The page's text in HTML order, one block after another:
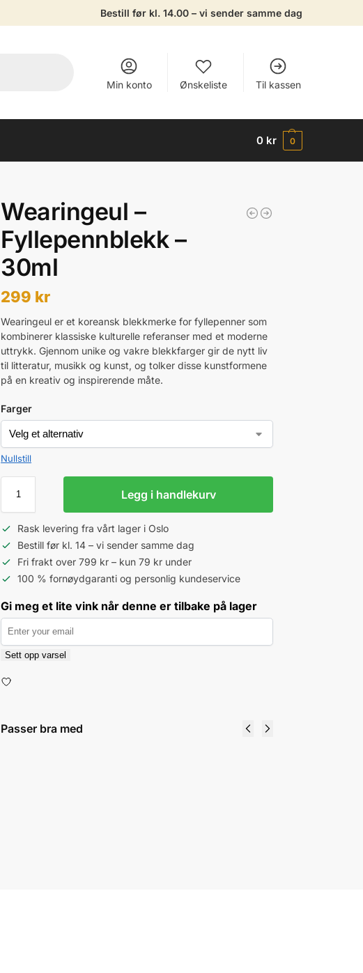
Bestill før kl. 14.00 – vi sender samme dag
Min konto Ønskeliste Til kassen
0 kr 0
Wearingeul –
Fyllepennblekk –
30ml
299 kr
Wearingeul er et koreansk blekkmerke for fyllepenner som
kombinerer klassiske kulturelle referanser med et moderne
uttrykk. Gjennom unike og vakre blekkfarger gir de nytt liv
til litteratur, musikk og kunst, og tolker disse kunstformene
på en kreativ og inspirerende måte.
Farger
Nullstill
Legg i handlekurv
Rask levering fra vårt lager i Oslo
Bestill før kl. 14 – vi sender samme dag
Fri frakt over 799 kr – kun 79 kr under
100 % fornøydgaranti og personlig kundeservice
Gi meg et lite vink når denne er tilbake på lager
Sett opp varsel
Passer bra med